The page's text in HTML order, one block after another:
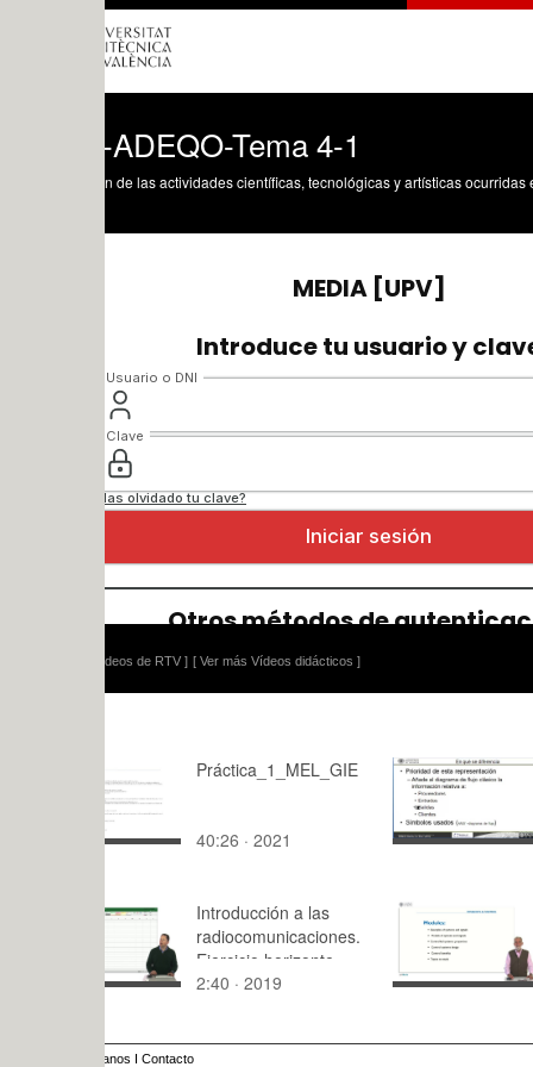
Tema 4-1
de las actividades científicas, tecnológicas y artísticas ocurridas en los tres
[ Ver más Vídeos didácticos ]
Práctica_1_MEL_GIE
40:26 · 2021
Tecnicas
mejora de
Diagrama
4:55 · 2015
Introducción a las
radiocomunicaciones.
Ejercicio horizonte
radioeléctrico
2:40 · 2019 5:38 · 2014